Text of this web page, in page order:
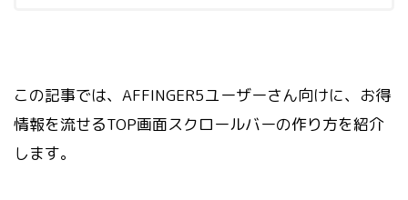
この記事では、AFFINGER5ユーザーさん向けに、お得
情報を流せるTOP画面スクロールバーの作り方を紹介
します。